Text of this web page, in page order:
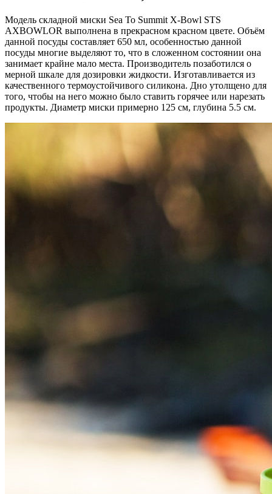
Модель складной миски Sea To Summit X-Bowl STS
AXBOWLOR выполнена в прекрасном красном цвете. Объём
данной посуды составляет 650 мл, особенностью данной
посуды многие выделяют то, что в сложенном состоянии она
занимает крайне мало места. Производитель позаботился о
мерной шкале для дозировки жидкости. Изготавливается из
качественного термоустойчивого силикона. Дно утолщено для
того, чтобы на него можно было ставить горячее или нарезать
продукты. Диаметр миски примерно 125 см, глубина 5.5 см.